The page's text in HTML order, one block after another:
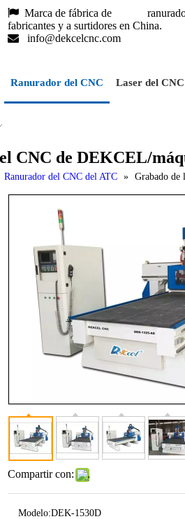
 Marca de fábrica de
fabricantes y a surtidores en

info@dekcelcnc.com
Ranurador del CNC Laser del CNC
CNC de DEKCEL/
Ranurador del CNC del ATC » Grabado de
Compartir con:
Modelo:DEK-1530D